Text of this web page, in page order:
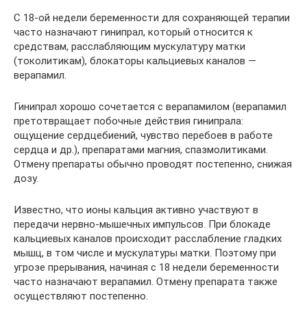
С 18-ой недели беременности для сохраняющей терапии
часто назначают гинипрал, который относится к
средствам, расслабляющим мускулатуру матки
(токолитикам), блокаторы кальциевых каналов —
верапамил.
Гинипрал хорошо сочетается с верапамилом (верапамил
претотвращает побочные действия гинипрала:
ощущение сердцебиений, чувство перебоев в работе
сердца и др.), препаратами магния, спазмолитиками.
Отмену препараты обычно проводят постепенно, снижая
дозу.
Известно, что ионы кальция активно участвуют в
передачи нервно-мышечных импульсов. При блокаде
кальциевых каналов происходит расслабление гладких
мышц, в том числе и мускулатуры матки. Поэтому при
угрозе прерывания, начиная с 18 недели беременности
часто назначают верапамил. Отмену препарата также
осуществляют постепенно.